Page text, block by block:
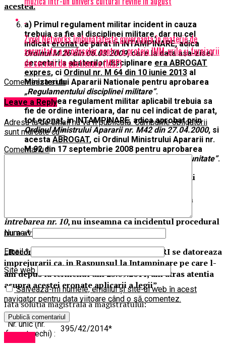
acestea.
a) Primul regulament militar incident in cauza
trebuia sa fie al disciplinei militare, dar nu cel
indicateronatde parat in INTAMPINARE, adica
Ordinul M 26 din 06.03.2009, care la data asa-zisei
cercetari a abaterilor disciplinare era ABROGAT
expres, ci Ordinul nr. M 64 din 10 iunie 2013 al
Ministerului Apararii Nationale pentru aprobarea
„Regulamentului disciplinei militare”.
b) Al doilea regulament militar aplicabil trebuia sa
fie de ordine interioara, dar nu cel indicat de parat,
toteronat, in INTAMPINARE, adica aprobat prin
Ordinul Ministrului Apararii nr. M42 din 27.04.2000, si
acesta ABROGAT, ci Ordinul Ministrului Apararii nr.
M 92 din 17 septembrie 2008 pentru aprobarea
„R.G.-1, Regulamentul de ordine interioara in unitate”.
Imprejurarea ca, ulterior, paratul SRI nu le-a mai
continuare, iar in Raspunsul la interogatoriu din
intrebarea nr. 10, nu inseamna ca incidentul procedural
nu a avut loc.
„Reconsiderarea discursului paratului SRI se datoreaza
imprejurarii ca, in Raspunsul la Intampinare pe care l-
am depus la termenul din 25.09.2014, am atras atentia
asupra acestei eronate aplicarii a legii”.
Iata solutia magistrala a magistratului:
Nr. unic (nr.
format vechi) :
395/42/2014*
Zyxel Networks îmbunătățește guvernanța în materie de
securitate a produselor pentru a proteja IMM-urile și furnizorii
de servicii de gestionare (MSP)
Comenteaza si tu
Leave a Reply
Adresa ta de email nu va fi publicată. Câmpurile obligatorii
sunt marcate cu*
Comentariu*
Nume*
Email*
Site web
Salvează-mi numele, emailul și site-ul web în acest
navigator pentru data viitoare când o să comentez.